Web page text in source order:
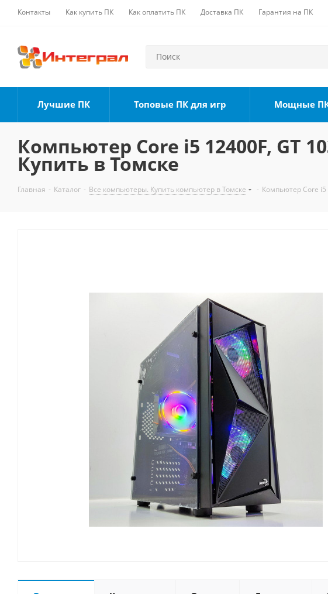
Контакты Как купить ПК Как оплатить ПК Доставка ПК Гарантия на ПК
Лучшие ПК Топовые ПК для игр Мощные
Компьютер Core i5 12400F, GT
Купить в Томске
Главная - Каталог - Все компьютеры. Купить компьютер в Томске - Компьютер Core i5